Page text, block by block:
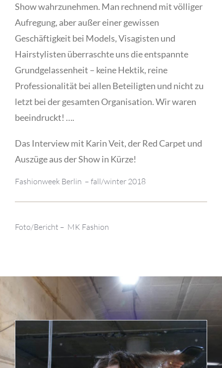
Show wahrzunehmen. Man rechnend mit völliger
Aufregung, aber außer einer gewissen
Geschäftigkeit bei Models, Visagisten und
Hairstylisten überraschte uns die entspannte
Grundgelassenheit – keine Hektik, reine
Professionalität bei allen Beteiligten und nicht zu
letzt bei der gesamten Organisation. Wir waren
beeindruckt! ….
Das Interview mit Karin Veit, der Red Carpet und
Auszüge aus der Show in Kürze!
Fashionweek Berlin – fall/winter 2018
Foto/Bericht – MK Fashion